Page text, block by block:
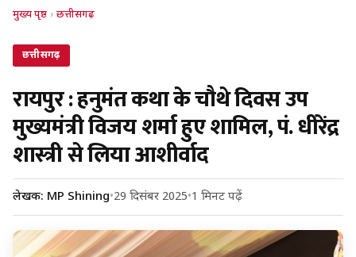
मुख्य पृष्ठ › छत्तीसगढ़
छत्तीसगढ़
रायपुर : हनुमंत कथा के चौथे दिवस उप
मुख्यमंत्री विजय शर्मा हुए शामिल, पं. धीरेंद्र
शास्त्री से लिया आशीर्वाद
लेखक: MP Shining•29 दिसंबर 2025•1 मिनट पढ़ें